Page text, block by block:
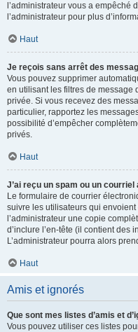
l’administrateur vous a empêché
l’administrateur pour plus
Haut
Je reçois sans arrêt des
Vous pouvez supprimer
en utilisant les filtres de message
privée. Si vous recevez des
particulier, rapportez les
possibilité d’empêcher
privés.
Haut
J’ai reçu un spam ou un
Le formulaire de courrier
suivre les utilisateurs qui
l’administrateur une copie
d’inclure l’en-tête (il contient des
L’administrateur pourra alors
Haut
Amis et ignorés
Que sont mes listes d’amis et
Vous pouvez utiliser ces listes